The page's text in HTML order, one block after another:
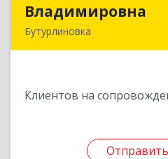
Владимировна
Бутурлиновка
Клиентов на